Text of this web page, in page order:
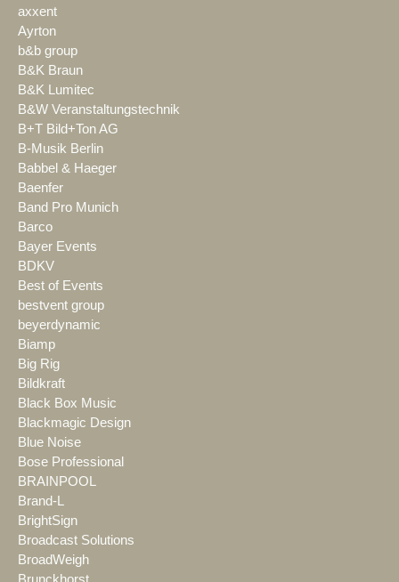
axxent
Ayrton
b&b group
B&K Braun
B&K Lumitec
B&W Veranstaltungstechnik
B+T Bild+Ton AG
B-Musik Berlin
Babbel & Haeger
Baenfer
Band Pro Munich
Barco
Bayer Events
BDKV
Best of Events
bestvent group
beyerdynamic
Biamp
Big Rig
Bildkraft
Black Box Music
Blackmagic Design
Blue Noise
Bose Professional
BRAINPOOL
Brand-L
BrightSign
Broadcast Solutions
BroadWeigh